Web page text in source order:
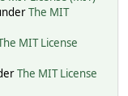
The MIT
MIT License
The MIT License